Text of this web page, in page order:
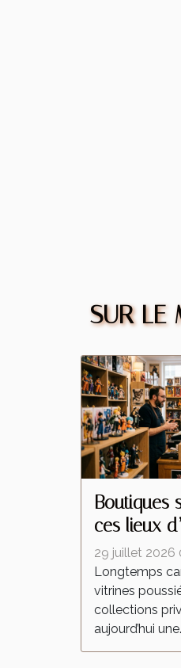
SUR LE
Boutiques
ces lieux
qui
culture de
29 juillet 2026
Longtemps
vitrines
collections
aujourd’hui